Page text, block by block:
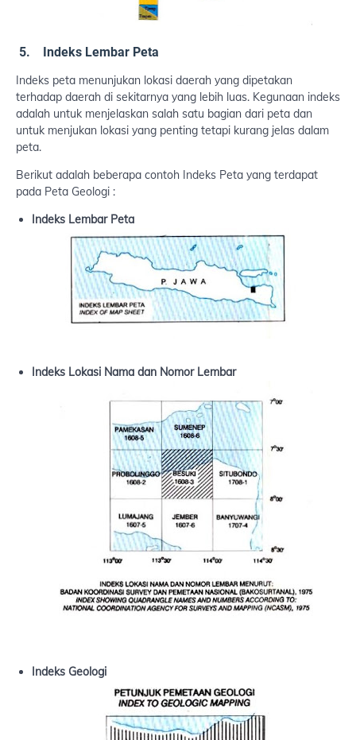
5. Indeks Lembar Peta
Indeks peta menunjukan lokasi daerah yang dipetakan
terhadap daerah di sekitarnya yang lebih luas. Kegunaan indeks
adalah untuk menjelaskan salah satu bagian dari peta dan
untuk menjukan lokasi yang penting tetapi kurang jelas dalam
peta.
Berikut adalah beberapa contoh Indeks Peta yang terdapat
pada Peta Geologi :
Indeks Lembar Peta
Indeks Lokasi Nama dan Nomor Lembar
Indeks Geologi